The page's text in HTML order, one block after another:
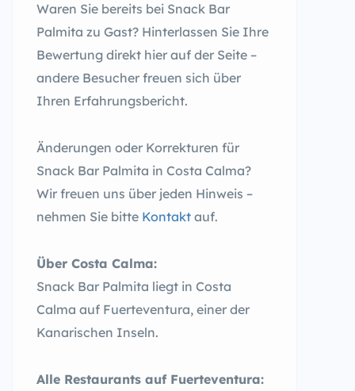
Waren Sie bereits bei Snack Bar
Palmita zu Gast? Hinterlassen Sie Ihre
Bewertung direkt hier auf der Seite –
andere Besucher freuen sich über
Ihren Erfahrungsbericht.
Änderungen oder Korrekturen für
Snack Bar Palmita in Costa Calma?
Wir freuen uns über jeden Hinweis –
nehmen Sie bitte Kontakt auf.
Über Costa Calma:
Snack Bar Palmita liegt in Costa
Calma auf Fuerteventura, einer der
Kanarischen Inseln.
Alle Restaurants auf Fuerteventura: